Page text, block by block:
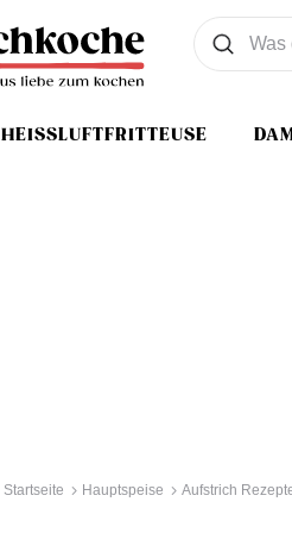
HEISSLUFTFRITTEUSE
Was wollen Sie
Suchen
Startseite Hauptspeise Aufstrich